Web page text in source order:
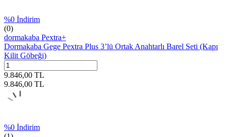
%0 İndirim
(0)
dormakaba Pextra+
Dormakaba Gege Pextra Plus 3’lü Ortak Anahtarlı Barel Seti (Kapı
Kilit Göbeği)
9.846,00 TL
9.846,00 TL
%0 İndirim